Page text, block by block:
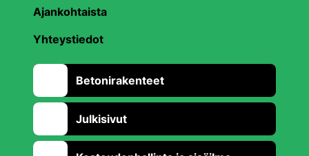
Ajankohtaista
Yhteystiedot
Betonirakenteet
Julkisivut